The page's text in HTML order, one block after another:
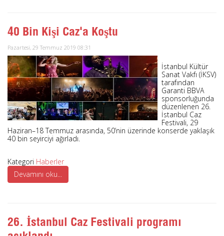
40 Bin Kişi Caz'a Koştu
Pazartesi, 29 Temmuz 2019 08:31
İstanbul Kültür
Sanat Vakfı (İKSV)
tarafından
Garanti BBVA
sponsorluğunda
düzenlenen 26.
İstanbul Caz
Festivali, 29
Haziran–18 Temmuz arasında, 50’nin üzerinde konserde yaklaşık
40 bin seyirciyi ağırladı.
Kategori Haberler
Devamını oku...
26. İstanbul Caz Festivali programı